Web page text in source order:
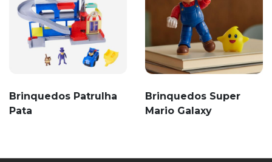
Brinquedos Patrulha
Pata
Brinquedos Super
Mario Galaxy